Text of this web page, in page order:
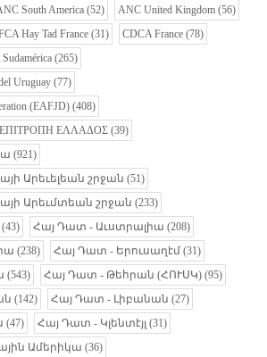
South America (52) ANC United Kingdom (56)
Hay Tad France (31) CDCA France (78)
(265)
Uruguay (77)
(EAFJD) (408)
ΕΛΛΑΔΟΣ (39)
(921)
Արեւելեան շրջան (51)
Արեւմտեան շրջան (233)
(43) Հայ Դատ - Աւստրալիա (208)
(238) Հայ Դատ - Երուսաղէմ (31)
(543) Հայ Դատ - Թեհրան (ՀՈՒՍԿ) (95)
(142) Հայ Դատ - Լիբանան (27)
(47) Հայ Դատ - Կլենտէյլ (31)
Ամերիկա (36)